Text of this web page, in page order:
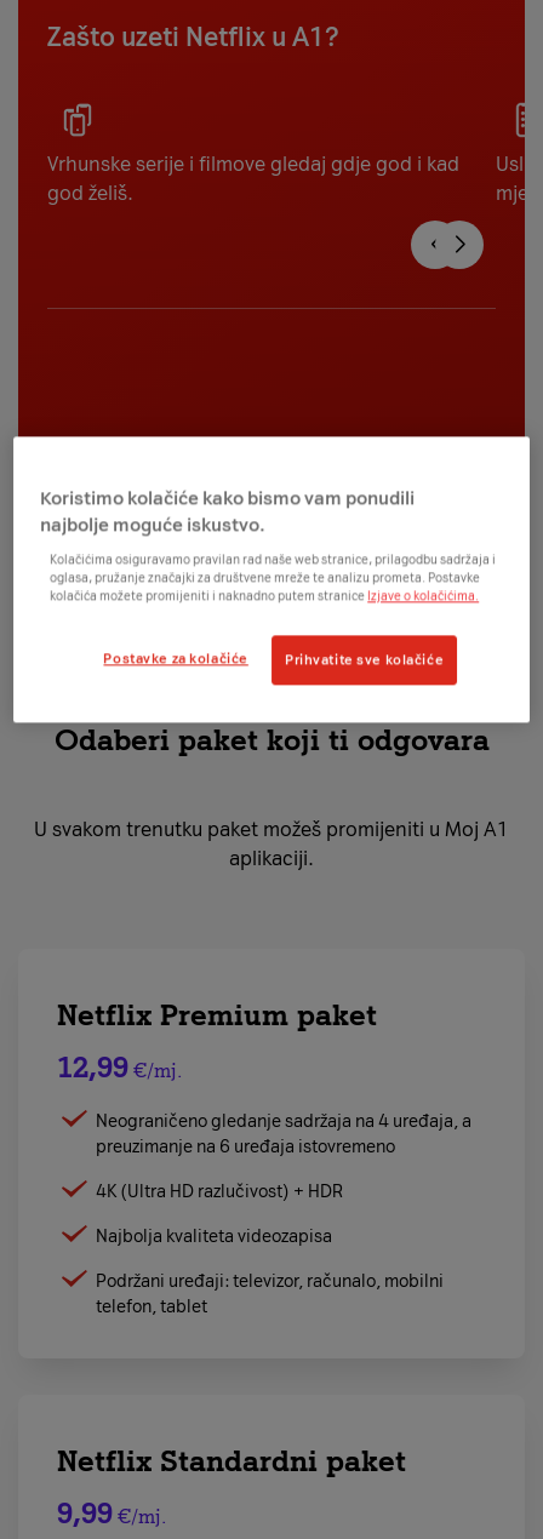
Zašto uzeti Netflix u A1?
Vrhunske serije i filmove gledaj gdje god i kad
god želiš.
Odaberi paket koji ti odgovara
U svakom trenutku paket možeš promijeniti u Moj A1
aplikaciji.
Netflix Premium paket
12,99 €/mj.
Neograničeno gledanje sadržaja na 4 uređaja, a
preuzimanje na 6 uređaja istovremeno
4K (Ultra HD razlučivost) + HDR
Najbolja kvaliteta videozapisa
Podržani uređaji: televizor, računalo, mobilni
telefon, tablet
Netflix Standardni paket
9,99 €/mj.
Koristimo kolačiće kako bismo vam ponudili
najbolje moguće iskustvo.
Kolačićima osiguravamo pravilan rad naše web stranice, prilagodbu sadržaja i
oglasa, pružanje značajki za društvene mreže te analizu prometa. Postavke
kolačića možete promijeniti i naknadno putem stranice Izjave o kolačićima.
Postavke za kolačiće Prihvatite sve kolačiće